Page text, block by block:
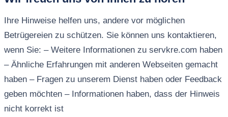
Ihre Hinweise helfen uns, andere vor möglichen
Betrügereien zu schützen. Sie können uns kontaktieren,
wenn Sie: – Weitere Informationen zu servkre.com haben
– Ähnliche Erfahrungen mit anderen Webseiten gemacht
haben – Fragen zu unserem Dienst haben oder Feedback
geben möchten – Informationen haben, dass der Hinweis
nicht korrekt ist